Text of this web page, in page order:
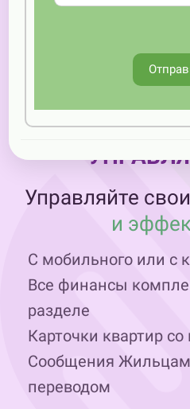
Для комплексов
Подать
Управляйте
и
С мобильного или с
Все финансы
разделе
Карточки квартир
Сообщения
переводом